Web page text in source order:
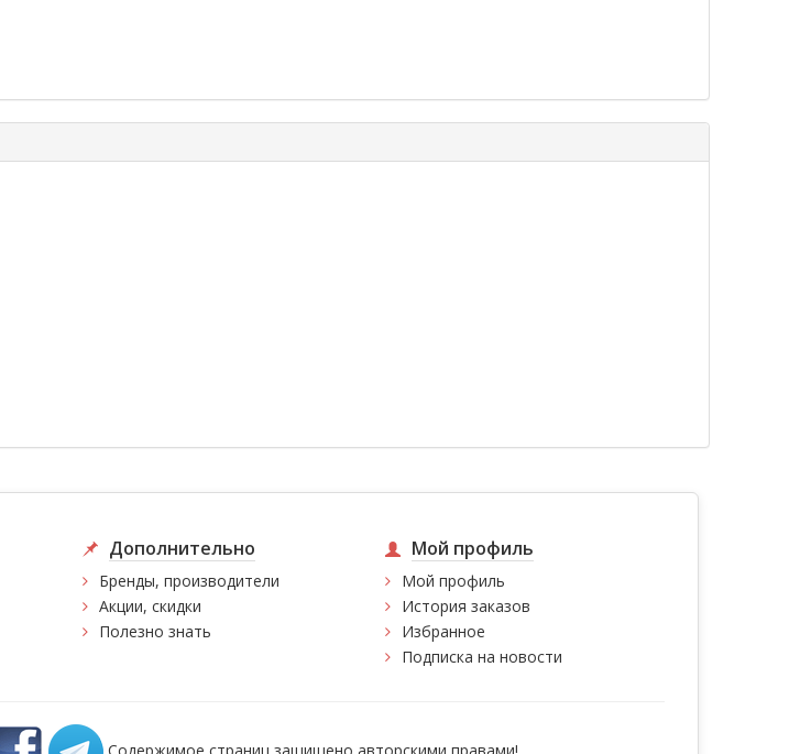
Дополнительно
Бренды, производители
Акции, скидки
Полезно знать
Мой профиль
Мой профиль
История заказов
Избранное
Подписка на новости